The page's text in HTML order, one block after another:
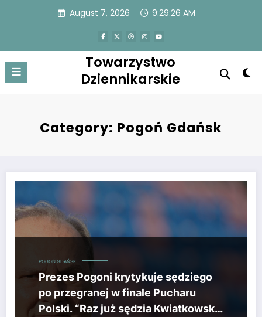
August 7, 2026 9:29:27 AM
Towarzystwo
Dziennikarskie
Category: Pogoń Gdańsk
Prezes Pogoni krytykuje sędziego po przegranej w finale Pucharu
POGOŃ GDAŃSK
Prezes Pogoni krytykuje sędziego
po przegranej w finale Pucharu
Polski. “Raz już sędzia Kwiatkowski